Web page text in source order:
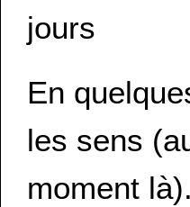
jours
En
les sens
moment